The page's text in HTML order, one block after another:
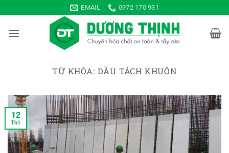
qua
nội
EMAIL 0972 170 931
TỪ KHÓA: DẦU TÁCH KHUÔN
12
Th1